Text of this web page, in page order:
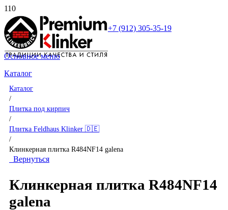
+7 (912) 305-35-19
Основное меню
Каталог
Каталог
/
Плитка под кирпич
/
Плитка Feldhaus Klinker 🇩🇪
/
Клинкерная плитка R484NF14 galena
Вернуться
Клинкерная плитка R484NF14
galena